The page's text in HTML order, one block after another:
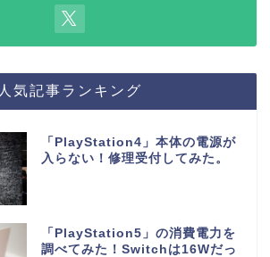
人気記事ランキング
「PlayStation4」本体の電源が
入らない！修理受付してみた。
「PlayStation5」の消費電力を
調べてみた！Switchは16Wだっ